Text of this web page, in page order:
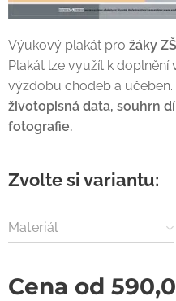
Výukový plakát pro žáky
Plakát lze využít k
výzdobu chodeb a učeben.
životopisná data, souhrn
fotografie.
Zvolte si variantu:
Materiál
Cena od